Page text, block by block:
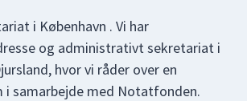
i København . Vi har
og administrativt sekretariat i
hvor vi råder over en
i samarbejde med Notatfonden.